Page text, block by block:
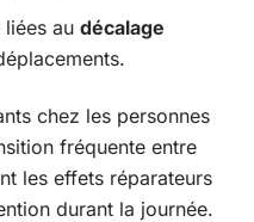
au décalage
chez les personnes
fréquente entre
les effets réparateurs
durant la journée.